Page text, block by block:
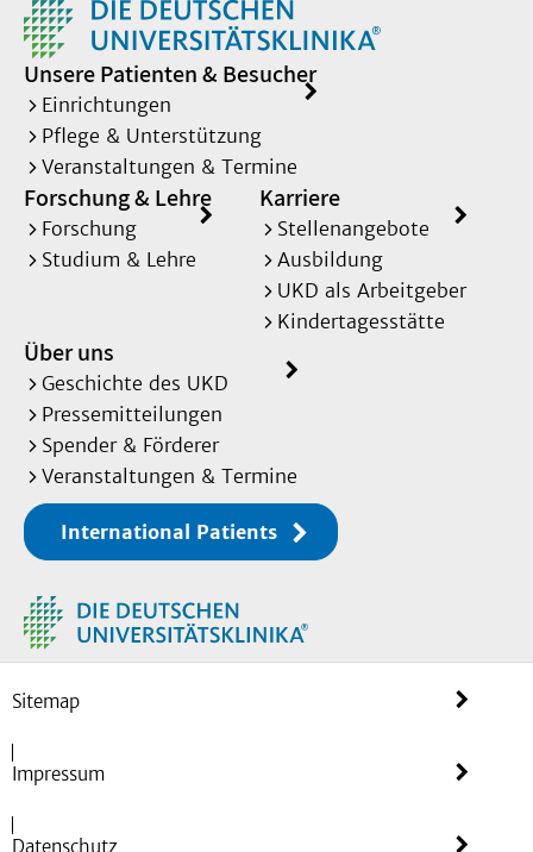
Unsere Patienten & Besucher
Einrichtungen
Pflege & Unterstützung
Veranstaltungen & Termine
Forschung & Lehre
Forschung
Studium & Lehre
Karriere
Stellenangebote
Ausbildung
UKD als Arbeitgeber
Kindertagesstätte
Über uns
Geschichte des UKD
Pressemitteilungen
Spender & Förderer
Veranstaltungen & Termine
International Patients
Sitemap
Impressum
Datenschutz